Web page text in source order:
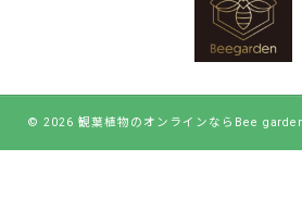
© 2026 観葉植物のオンラインならBee